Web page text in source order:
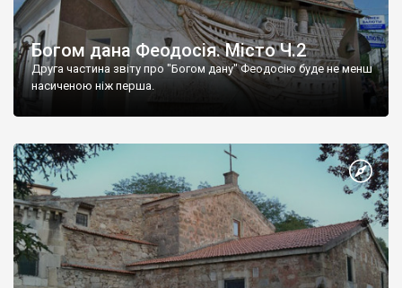
Богом дана Феодосія. Місто Ч.2
Друга частина звіту про "Богом дану" Феодосію буде не менш
насиченою ніж перша.